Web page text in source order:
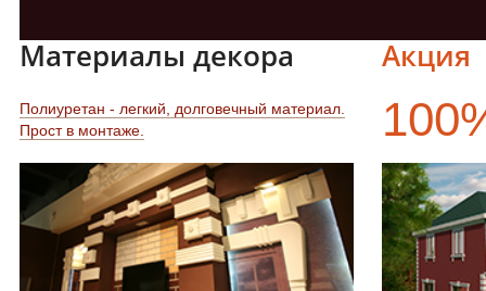
Акция
Материалы декора
Полиуретан - легкий, долговечный материал.
Прост в монтаже.